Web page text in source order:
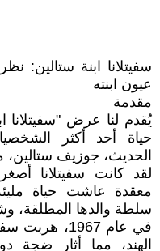
سفيتلانا ابنة ستالين:
عيون ابنته
مقدمة
يُقدم لنا عرض "سفيتلانا
حياة أحد أكثر
الحديث، جوزيف ستالين،
لقد كانت سفيتلانا
معقدة عاشت حياة
سلطة والدها
في عام 1967،
الهند، مما أثار ضجة